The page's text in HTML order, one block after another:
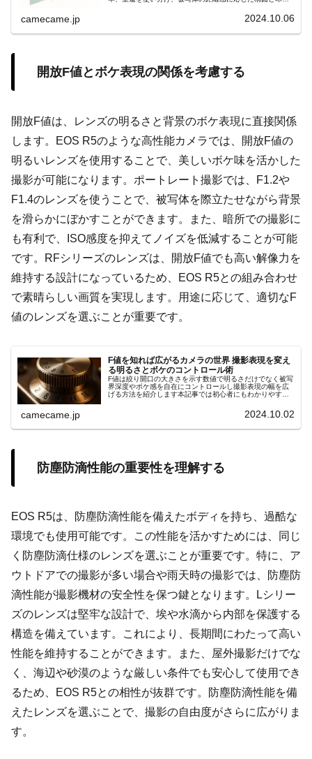
camecame.jp 2024.10.06
開放F値とボケ表現の関係を考慮する
開放F値は、レンズの明るさと背景のボケ表現に直接関係
します。EOS R5のような高性能カメラでは、開放F値の
明るいレンズを使用することで、美しいボケ味を活かした
撮影が可能になります。ポートレート撮影では、F1.2や
F1.4のレンズを使うことで、被写体を際立たせながら背景
を滑らかにぼかすことができます。また、暗所での撮影に
も有利で、ISO感度を抑えてノイズを低減することが可能
です。RFシリーズのレンズは、開放F値でも高い解像力を
維持する設計になっているため、EOS R5との組み合わせ
で素晴らしい画質を実現します。用途に応じて、適切なF
値のレンズを選ぶことが重要です。
F値を知れば広がるカメラの世界 撮影表現を変え
る明るさとボケのコントロール術
F値は絞り開口の大きさを示す数値で明るさだけでなく被写
界深度やボケ感を自在にコントロールし撮影表現の幅を広
げる方法を紹介します本記事では初心者にもわかりやすい
camecame.jp 2024.10.02
防塵防滴性能の重要性を理解する
EOS R5は、防塵防滴性能を備えたボディを持ち、過酷な
環境でも使用可能です。この性能を活かすためには、同じ
く防塵防滴仕様のレンズを選ぶことが重要です。特に、ア
ウトドアでの撮影が多い場合や雨天時の撮影では、防塵防
滴性能が撮影機材の安全性を保つ鍵となります。Lシリー
ズのレンズは堅牢な設計で、埃や水滴から内部を保護する
構造を備えています。これにより、長期間にわたって高い
性能を維持することができます。また、屋外撮影だけでな
く、海辺や砂漠のような厳しい条件でも安心して使用でき
るため、EOS R5との相性が抜群です。防塵防滴性能を備
えたレンズを選ぶことで、撮影の自由度がさらに広がりま
す。